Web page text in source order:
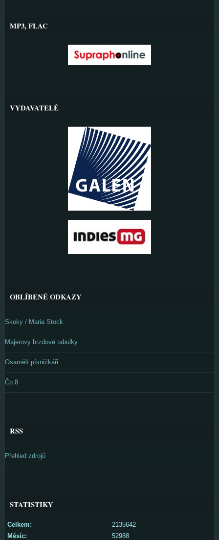
MP3, FLAC
VYDAVATELÉ
OBLÍBENÉ ODKAZY
Skoky / Maria Stock
Majerovy brzdové tabulky
Osamělí písničkáři
Čp.8
RSS
Přehled zdrojů
STATISTIKY
Celkem:
2135642
Měsíc:
52988